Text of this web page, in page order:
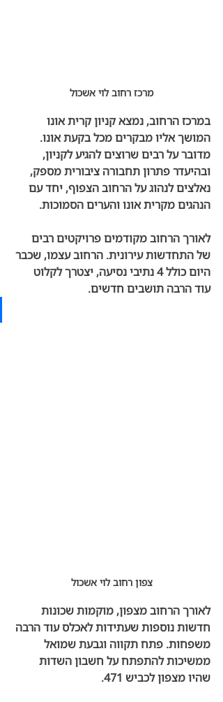
מרכז רחוב לוי אשכול
במרכז הרחוב, נמצא קניון קרית אונו
המושך אליו מבקרים מכל בקעת אונו.
מדובר על רבים שרוצים להגיע לקניון,
ובהיעדר פתרון תחבורה ציבורית מספק,
נאלצים לנהוג על הרחוב הצפוף, יחד עם
הנהגים מקרית אונו והערים הסמוכות.
לאורך הרחוב מקודמים פרויקטים רבים
של התחדשות עירונית. הרחוב עצמו, שכבר
היום כולל 4 נתיבי נסיעה, יצטרך לקלוט
עוד הרבה תושבים חדשים.
צפון רחוב לוי אשכול
לאורך הרחוב מצפון, מוקמות שכונות
חדשות נוספות שעתידות לאכלס עוד הרבה
משפחות. פתח תקווה וגבעת שמואל
ממשיכות להתפתח על חשבון השדות
שהיו מצפון לכביש 471.